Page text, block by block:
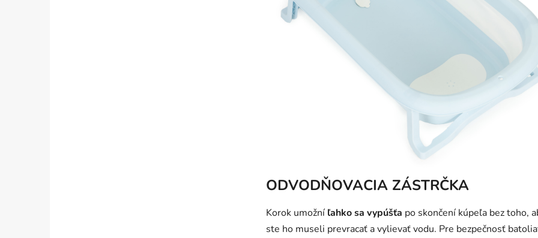
ODVODŇOVACIA ZÁSTRČKA
Korok umožní ľahko sa vypúšťa po skončení kúpeľa bez toho,
ste ho museli prevracať a vylievať vodu. Pre bezpečnosť